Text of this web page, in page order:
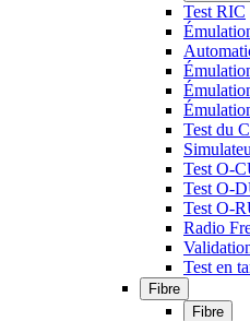
Test RIC
Test du
Test O-
Test O-
Test O-
Radio
Test en
Fibre
Fibre